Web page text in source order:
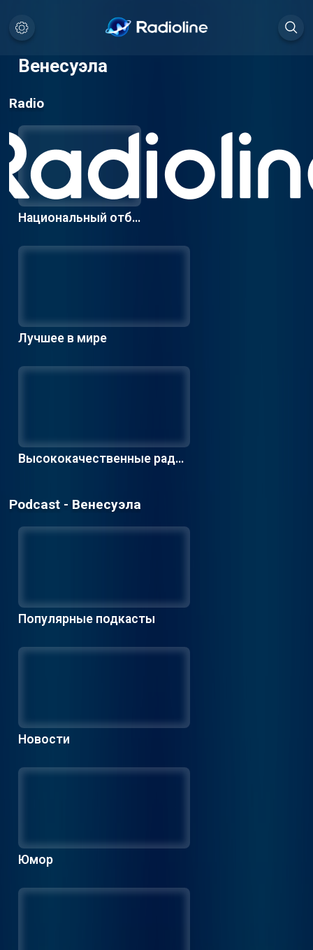
Венесуэла
Radio
Национальный отбо
Лучшее в мире
Высококачественные радио
Podcast - Венесуэла
Популярные подкасты
Новости
Юмор